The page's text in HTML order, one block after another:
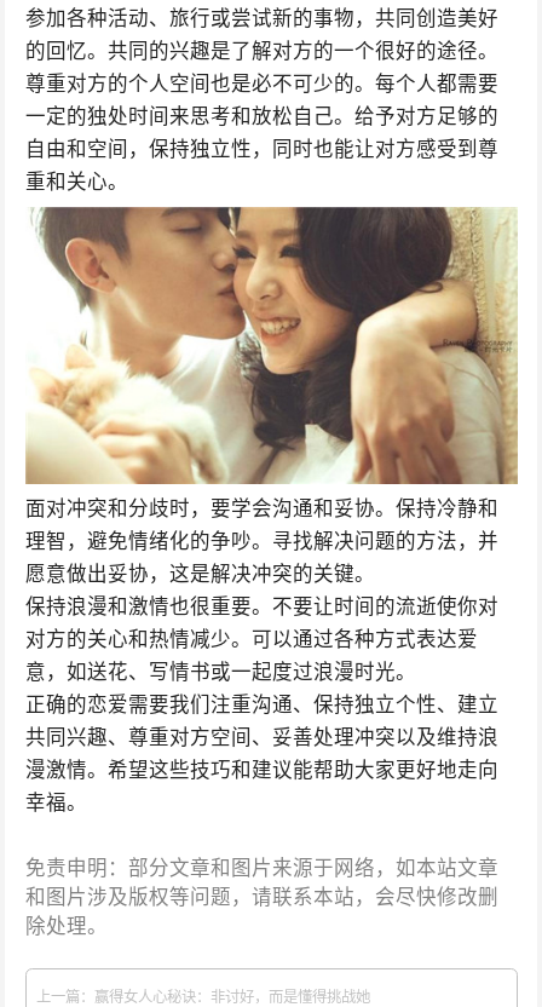
参加各种活动、旅行或尝试新的事物，共同创造美好
的回忆。共同的兴趣是了解对方的一个很好的途径。
尊重对方的个人空间也是必不可少的。每个人都需要
一定的独处时间来思考和放松自己。给予对方足够的
自由和空间，保持独立性，同时也能让对方感受到尊
重和关心。
面对冲突和分歧时，要学会沟通和妥协。保持冷静和
理智，避免情绪化的争吵。寻找解决问题的方法，并
愿意做出妥协，这是解决冲突的关键。
保持浪漫和激情也很重要。不要让时间的流逝使你对
对方的关心和热情减少。可以通过各种方式表达爱
意，如送花、写情书或一起度过浪漫时光。
正确的恋爱需要我们注重沟通、保持独立个性、建立
共同兴趣、尊重对方空间、妥善处理冲突以及维持浪
漫激情。希望这些技巧和建议能帮助大家更好地走向
幸福。
免责申明：部分文章和图片来源于网络，如本站文章
和图片涉及版权等问题，请联系本站，会尽快修改删
除处理。
上一篇：赢得女人心秘诀：非讨好，而是懂得挑战她